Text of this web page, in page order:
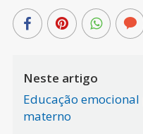
Neste artigo
Educação
materno